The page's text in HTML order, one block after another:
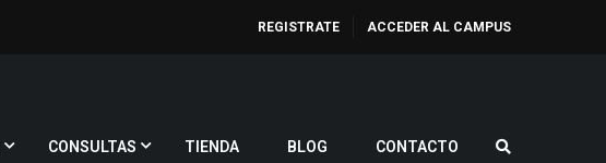
REGISTRATE ACCEDER AL CAMPUS
CONSULTAS TIENDA BLOG CONTACTO